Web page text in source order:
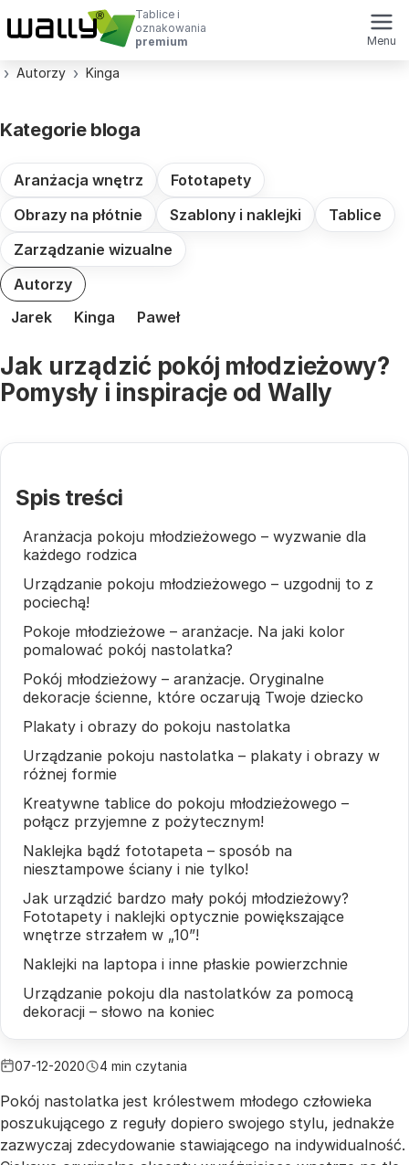
Tablice i
oznakowania
premium
Menu
Autorzy Kinga
Kategorie bloga
Aranżacja wnętrz
Fototapety
Obrazy na płótnie
Szablony i naklejki
Tablice
Zarządzanie wizualne
Autorzy
Jarek
Kinga Paweł
Jak urządzić pokój młodzieżowy?
Pomysły i inspiracje od Wally
07-12-2020 4 min czytania
Pokój nastolatka jest królestwem młodego człowieka
poszukującego z reguły dopiero swojego stylu, jednakże
zazwyczaj zdecydowanie stawiającego na indywidualność.
Spis treści
Aranżacja pokoju młodzieżowego – wyzwanie dla
każdego rodzica
Urządzanie pokoju młodzieżowego – uzgodnij to z
pociechą!
Pokoje młodzieżowe – aranżacje. Na jaki kolor
pomalować pokój nastolatka?
Pokój młodzieżowy – aranżacje. Oryginalne
dekoracje ścienne, które oczarują Twoje dziecko
Plakaty i obrazy do pokoju nastolatka
Urządzanie pokoju nastolatka – plakaty i obrazy w
różnej formie
Kreatywne tablice do pokoju młodzieżowego –
połącz przyjemne z pożytecznym!
Naklejka bądź fototapeta – sposób na
niesztampowe ściany i nie tylko!
Jak urządzić bardzo mały pokój młodzieżowy?
Fototapety i naklejki optycznie powiększające
wnętrze strzałem w „10”!
Naklejki na laptopa i inne płaskie powierzchnie
Urządzanie pokoju dla nastolatków za pomocą
dekoracji – słowo na koniec